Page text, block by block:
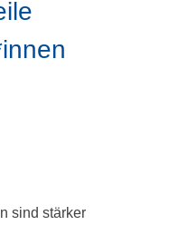
sind stärker